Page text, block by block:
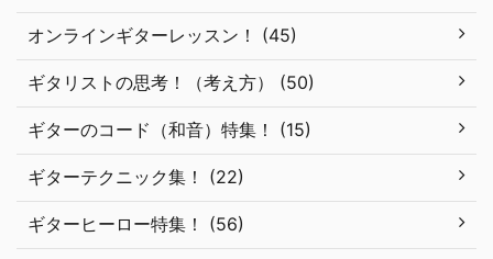
オンラインギターレッスン！ (45)
ギタリストの思考！（考え方） (50)
ギターのコード（和音）特集！ (15)
ギターテクニック集！ (22)
ギターヒーロー特集！ (56)